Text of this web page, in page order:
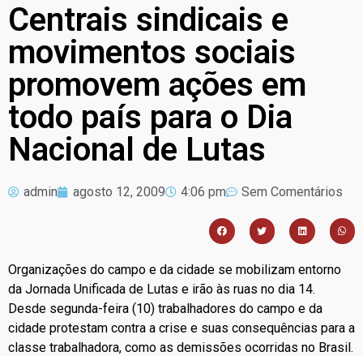
Centrais sindicais e
movimentos sociais
promovem ações em
todo país para o Dia
Nacional de Lutas
admin agosto 12, 2009 4:06 pm Sem Comentários
Organizações do campo e da cidade se mobilizam entorno
da Jornada Unificada de Lutas e irão às ruas no dia 14.
Desde segunda-feira (10) trabalhadores do campo e da
cidade protestam contra a crise e suas consequências para a
classe trabalhadora, como as demissões ocorridas no Brasil.